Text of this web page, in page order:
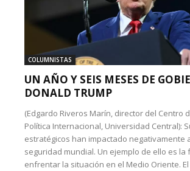
COLUMNISTAS
UN AÑO Y SEIS MESES DE
DONALD TRUMP
(Edgardo Riveros Marín, director del Centro
Política Internacional, Universidad Central):
estratégicos han impactado negativamente
seguridad mundial. Un ejemplo de ello es la
enfrentar la situación en el Medio Oriente.